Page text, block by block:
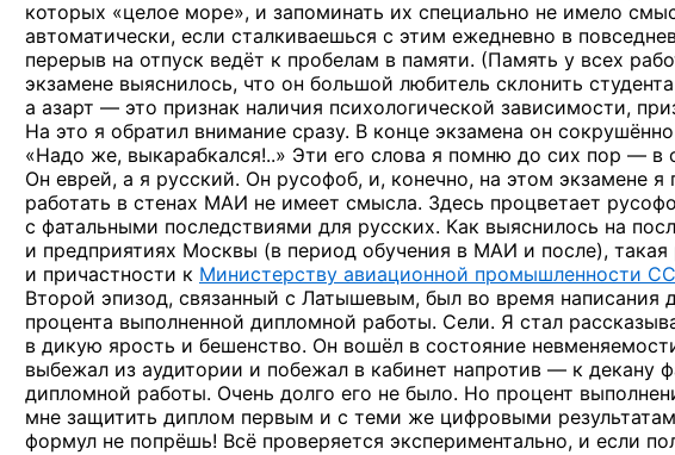
которых «целое море», и запоминать их специально не имело
автоматически, если сталкиваешься с этим ежедневно в
перерыв на отпуск ведёт к пробелам в памяти. (Память у всех
экзамене выяснилось, что он большой любитель склонить
а азарт — это признак наличия психологической зависимости,
На это я обратил внимание сразу. В конце экзамена он
«Надо же, выкарабкался!..» Эти его слова я помню до сих пор — в
Он еврей, а я русский. Он русофоб, и, конечно, на этом экзамене
работать в стенах МАИ не имеет смысла. Здесь процветает
с фатальными последствиями для русских. Как выяснилось на
и предприятиях Москвы (в период обучения в МАИ и после),
и причастности к Министерству авиационной промышленности
Второй эпизод, связанный с Латышевым, был во время написания
процента выполненной дипломной работы. Сели. Я стал
в дикую ярость и бешенство. Он вошёл в состояние
выбежал из аудитории и побежал в кабинет напротив — к декану
дипломной работы. Очень долго его не было. Но процент
мне защитить диплом первым и с теми же цифровыми
формул не попрёшь! Всё проверяется экспериментально, и если